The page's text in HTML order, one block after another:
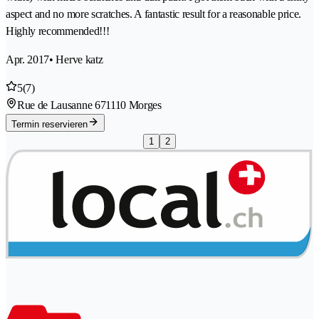
aspect and no more scratches. A fantastic result for a reasonable price.
Highly recommended!!!
Apr. 2017• Herve katz
5(7)
Rue de Lausanne 671110 Morges
Termin reservieren
1
2